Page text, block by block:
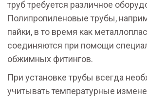
труб требуется различное
Полипропиленовые трубы,
пайки, в то время как
соединяются при помощи
обжимных фитингов.
При установке трубы всегда
учитывать температурные